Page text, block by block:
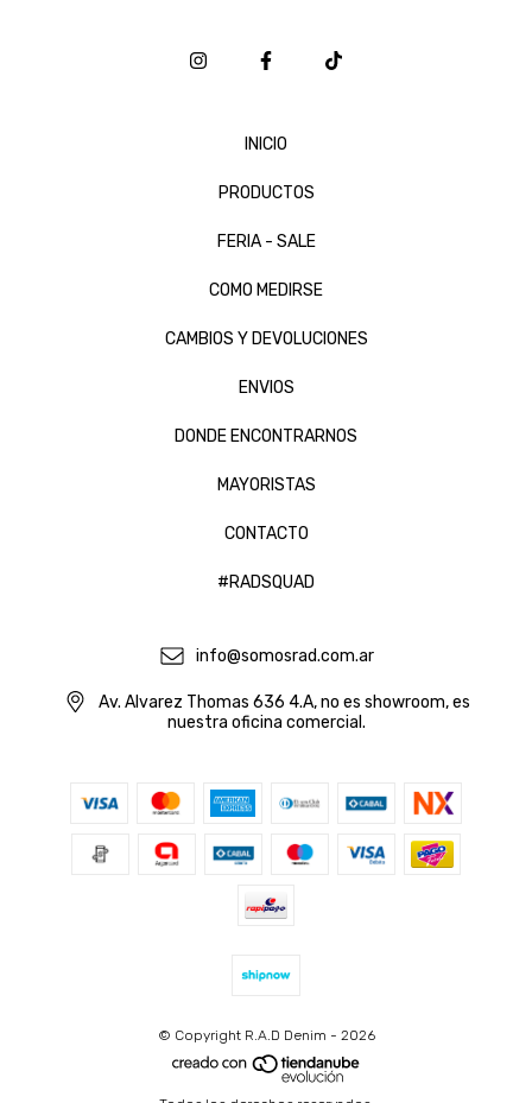
INICIO
PRODUCTOS
FERIA - SALE
COMO MEDIRSE
CAMBIOS Y DEVOLUCIONES
ENVIOS
DONDE ENCONTRARNOS
MAYORISTAS
CONTACTO
#RADSQUAD
info@somosrad.com.ar
Av. Alvarez Thomas 636 4.A, no es showroom, es
nuestra oficina comercial.
© Copyright R.A.D Denim - 2026